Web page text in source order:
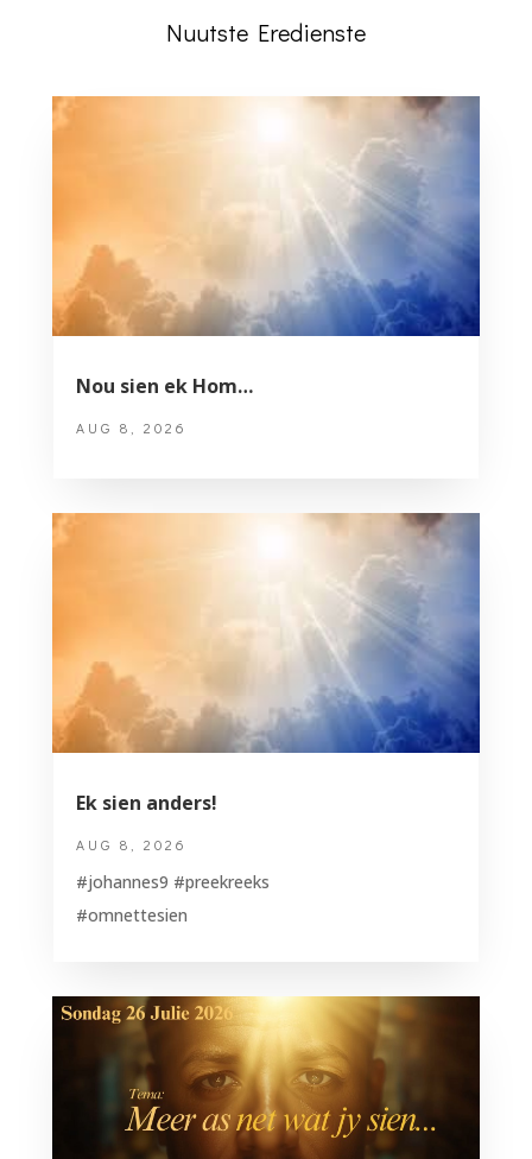
Nuutste Eredienste
Nou sien ek Hom…
AUG 8, 2026
Ek sien anders!
AUG 8, 2026
#johannes9 #preekreeks
#omnettesien